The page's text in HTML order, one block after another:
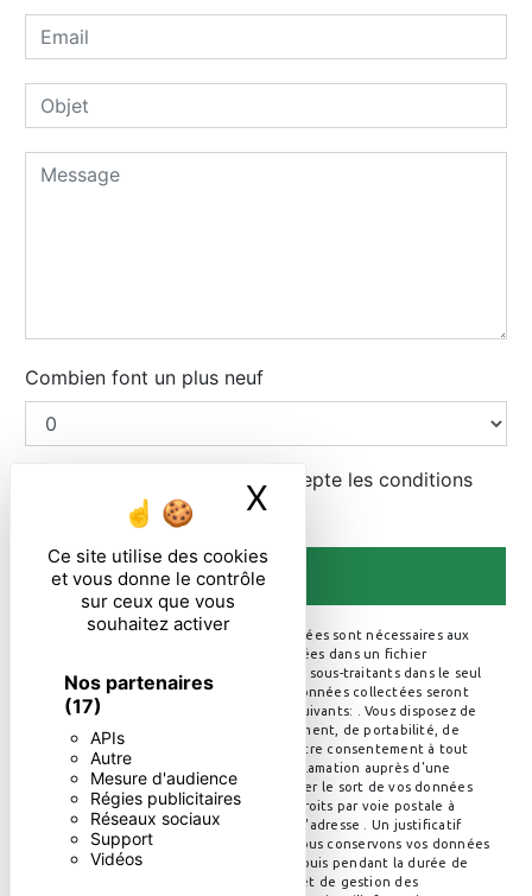
Ce site utilise des cookies
et vous donne le contrôle
sur ceux que vous
souhaitez activer
Nos partenaires
(17)
APIs
Autre
Mesure d'audience
Régies publicitaires
Réseaux sociaux
Support
Vidéos
X Masquer le
Combien font un plus neuf
En cochant cette case, j'accepte les conditions
particulières ci-dessous **
ENVOYER
** Les données personnelles communiquées sont nécessaires aux
fins de vous contacter et sont enregistrées dans un fichier
informatisé. Elles sont destinées à et ses sous-traitants dans le seul
but de répondre à votre message. Les données collectées seront
communiquées aux seuls destinataires suivants: . Vous disposez de
droits d’accès, de rectification, d’effacement, de portabilité, de
limitation, d’opposition, de retrait de votre consentement à tout
moment et du droit d’introduire une réclamation auprès d’une
autorité de contrôle, ainsi que d’organiser le sort de vos données
post-mortem. Vous pouvez exercer ces droits par voie postale à
l'adresse ou par courrier électronique à l'adresse . Un justificatif
d'identité pourra vous être demandé. Nous conservons vos données
pendant la période de prise de contact puis pendant la durée de
prescription légale aux fins probatoires et de gestion des